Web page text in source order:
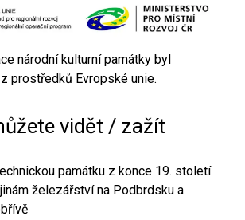
národní kulturní památky byl
prostředků Evropské unie.
vidět / zažít
památku z konce 19. století
železářství na Podbrdsku a